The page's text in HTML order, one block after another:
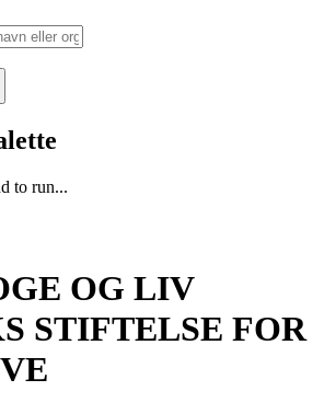
to run...
OG LIV
STIFTELSE FOR